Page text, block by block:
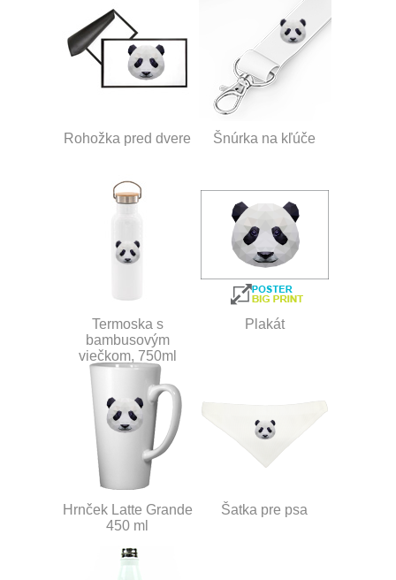
Rohožka pred dvere Šnúrka na kľúče
Termoska s
bambusovým
viečkom, 750ml
Plakát
Hrnček Latte Grande
450 ml
Šatka pre psa